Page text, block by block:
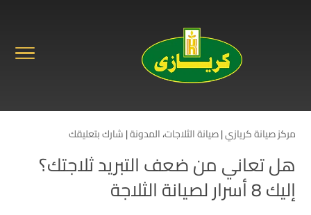
مركز صيانة كريازي|صيانة الثلاجات،المدونة|شارك بتعليقك
هل تعاني من ضعف التبريد ثلاجتك؟
إليك 8 أسرار لصيانة الثلاجة